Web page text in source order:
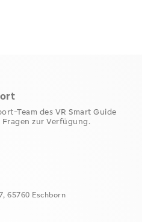
Team des VR Smart Guide
zur Verfügung.
65760 Eschborn